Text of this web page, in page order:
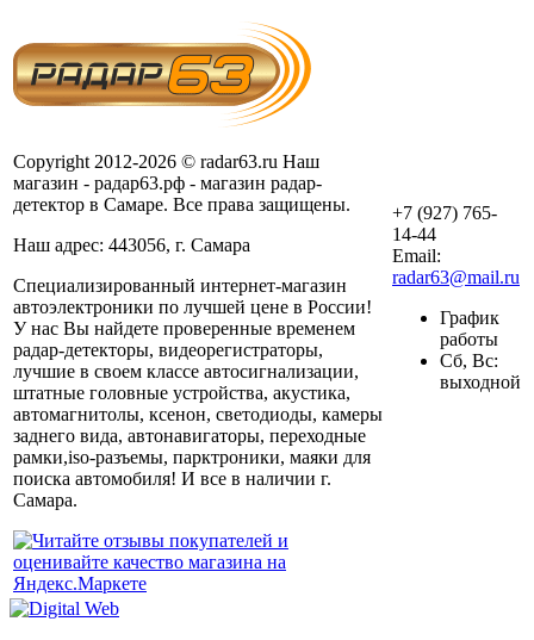
Copyright 2012-2026 © radar63.ru Наш
магазин - радар63.рф - магазин радар-
детектор в Самаре. Все права защищены.
Наш адрес: 443056, г. Самара
Специализированный интернет-магазин
автоэлектроники по лучшей цене в России!
У нас Вы найдете проверенные временем
радар-детекторы, видеорегистраторы,
лучшие в своем классе автосигнализации,
штатные головные устройства, акустика,
автомагнитолы, ксенон, светодиоды, камеры
заднего вида, автонавигаторы, переходные
рамки,iso-разъемы, парктроники, маяки для
поиска автомобиля! И все в наличии г.
Самара.
+7 (927) 765-
14-44
Email:
radar63@mail.ru
График
работы
Сб, Вс:
выходной